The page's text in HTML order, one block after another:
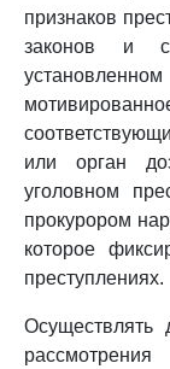
признаков
законов и
установленном
или орган
уголовном
прокурором
которое
преступлениях.
Осуществлять